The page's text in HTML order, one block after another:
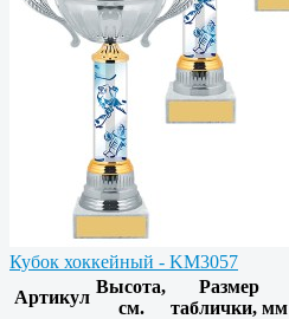
Кубок хоккейный - KM3057
Артикул
Высота,
см.
Размер
таблички, мм